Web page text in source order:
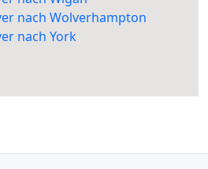
nach Wolverhampton
nach York